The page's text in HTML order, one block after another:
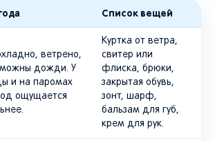
Список вещей
ветрено,
дожди. У
и на паромах
ощущается
Куртка от ветра,
свитер или
флиска, брюки,
закрытая обувь,
зонт, шарф,
бальзам для губ,
крем для рук.